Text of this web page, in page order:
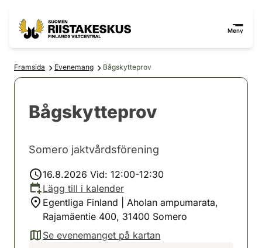
Meny
Framsida Evenemang Bågskytteprov
Bågskytteprov
Somero jaktvårdsförening
16.8.2026 Vid: 12:00-12:30
Lägg till i kalender
Egentliga Finland | Aholan ampumarata,
Rajamäentie 400, 31400 Somero
Se evenemanget på kartan
(avautuu uuteen välilehteen)